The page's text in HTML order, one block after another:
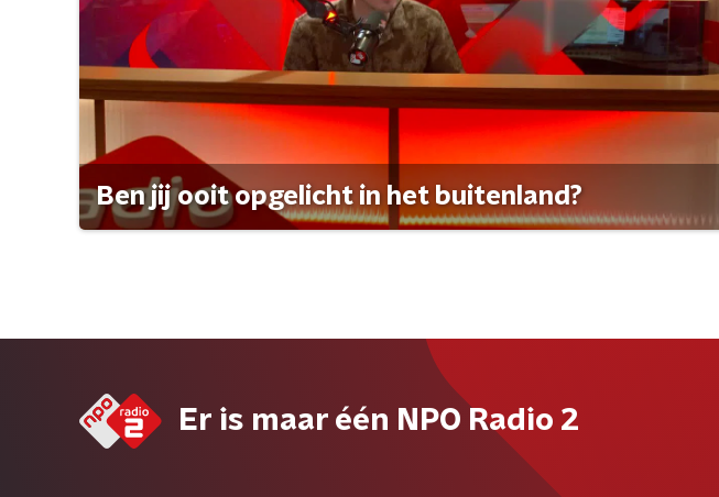
Ben jij ooit opgelicht in het buitenland?
Er is maar één NPO Radio 2